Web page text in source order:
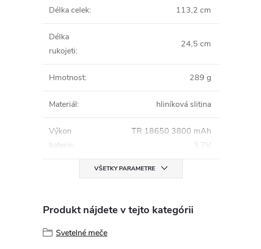
Délka celek: 113,2 cm
Délka
rukojeti:
24,5 cm
Hmotnost: 289 g
Materiál: hliníková slitina
Výkon
baterie:
TR 18650 3800 mAh
3.7V
VŠETKY PARAMETRE
Produkt nájdete v tejto kategórii
Svetelné meče